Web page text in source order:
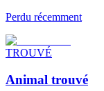
Perdu récemment
TROUVÉ
Animal trouvé